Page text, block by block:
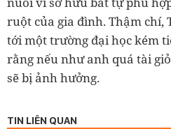
ruột của gia đình. Thậm chí,
tới một trường đại học kém
rằng nếu như anh quá tài
sẽ bị ảnh hưởng.
TIN LIÊN QUAN